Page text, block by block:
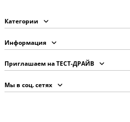
Категории
Информация
Приглашаем на ТЕСТ-ДРАЙВ
Мы в соц. сетях